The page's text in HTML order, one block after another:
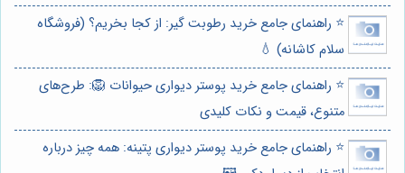
⭐️ راهنمای جامع خرید رطوبت گیر: از کجا بخریم؟ (فروشگاه
سلام کاشانه) 💧
⭐️ راهنمای جامع خرید پوستر دیواری حیوانات 🦁: طرح‌های
متنوع، قیمت و نکات کلیدی
⭐️ راهنمای جامع خرید پوستر دیواری پتینه: همه چیز درباره